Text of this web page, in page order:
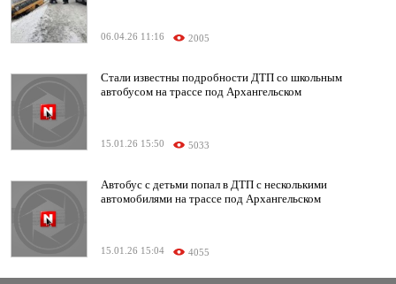
06.04.26 11:16 2005
Стали известны подробности ДТП со школьным
автобусом на трассе под Архангельском
15.01.26 15:50 5033
Автобус с детьми попал в ДТП с несколькими
автомобилями на трассе под Архангельском
15.01.26 15:04 4055